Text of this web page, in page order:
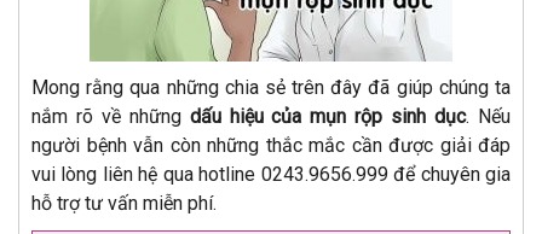
Mong rằng qua những chia sẻ trên đây đã giúp chúng ta
nắm rõ về nhữngdấu hiệu của mụn rộp sinh dục. Nếu
người bệnh vẫn còn những thắc mắc cần được giải đáp
vui lòng liên hệ qua hotline 0243.9656.999 để chuyên gia
hỗ trợ tư vấn miễn phí.